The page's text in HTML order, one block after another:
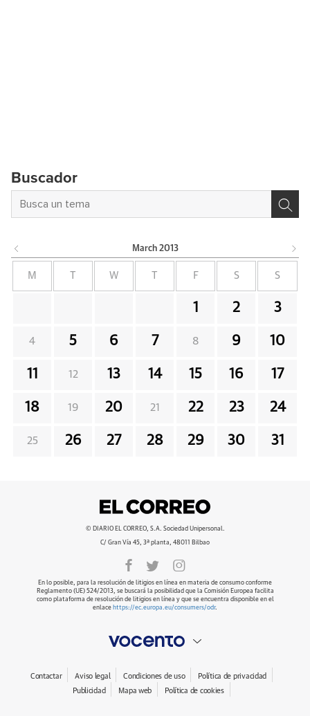
Buscador
March 2013
M W F S S
1 2 3
4 5 6 7 8 9 10
11 12 13 14 15 16 17
18 19 20 21 22 23 24
25 26 27 28 29 30 31
© DIARIO EL CORREO, S.A. Sociedad Unipersonal.
C/ Gran Vía 45, 3ª planta, 48011 Bilbao
En lo posible, para la resolución de litigios en línea en materia de consumo conforme
Reglamento (UE) 524/2013, se buscará la posibilidad que la Comisión Europea facilita
como plataforma de resolución de litigios en línea y que se encuentra disponible en el
enlace https://ec.europa.eu/consumers/odr.
Contactar Aviso legal Condiciones de uso
Política de privacidad
Publicidad
Mapa web Política de cookies